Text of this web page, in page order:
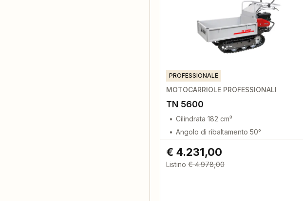
PROFESSIONALE
MOTOCARRIOLE PROFESSIONALI
TN 5600
Cilindrata 182 cm³
Angolo di ribaltamento 50°
€ 4.231,00
Listino € 4.978,00